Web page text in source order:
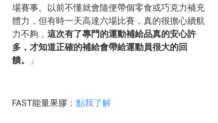
場賽事。以前不懂就會隨便帶個零食或巧克力補充
體力，但有時一天高達六場比賽，真的很擔心續航
力不夠， 這次有了專門的運動補給品真的安心許
多，才知道正確的補給會帶給運動員很大的回
饋。
」
FAST能量果膠： 點我了解